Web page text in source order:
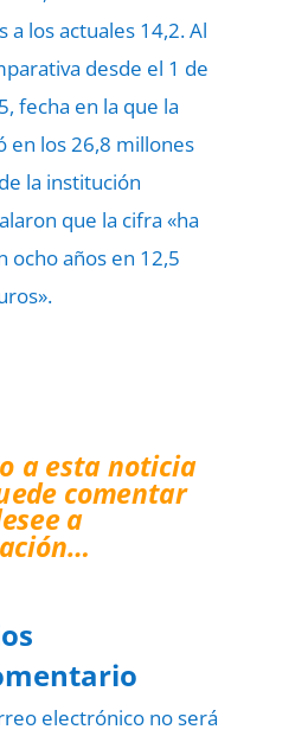
a los actuales 14,2. Al
desde el 1 de
fecha en la que la
en los 26,8 millones
la institución
que la cifra «ha
ocho años en 12,5
a esta noticia
comentar
a
electrónico no será